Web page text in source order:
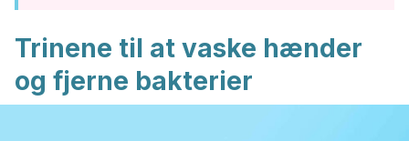
Trinene til at vaske hænder
og fjerne bakterier